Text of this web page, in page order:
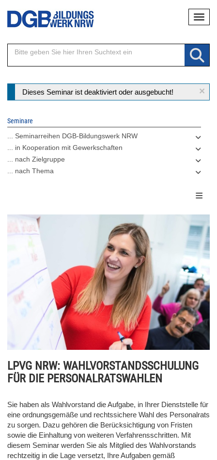
Direkt
Inhalt
×
Statusmeldung
Dieses Seminar ist deaktiviert oder ausgebucht!
Seminare
... Seminarreihen DGB-Bildungswerk NRW
... in Kooperation mit Gewerkschaften
... nach Zielgruppe
... nach Thema
LPVG NRW: WAHLVORSTANDSSCHULUNG
FÜR DIE PERSONALRATSWAHLEN
Sie haben als Wahlvorstand die Aufgabe, in Ihrer Dienststelle für
eine ordnungsgemäße und rechtssichere Wahl des Personalrats
zu sorgen. Dazu gehören die Berücksichtigung von Fristen
sowie die Einhaltung von weiteren Verfahrensschritten. Mit
diesem Seminar werden Sie als Mitglied des Wahlvorstands
rechtzeitig in die Lage versetzt, Ihre Aufgaben gemäß